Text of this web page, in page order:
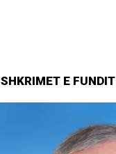
SHKRIMET E FUNDIT